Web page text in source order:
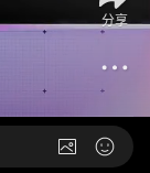
分享